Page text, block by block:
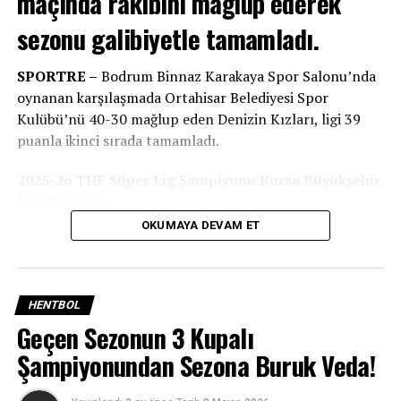
sezonu galibiyetle tamamladı.
SPORTRE – Bodrum Binnaz Karakaya Spor Salonu’nda
oynanan karşılaşmada Ortahisar Belediyesi Spor
Kulübü’nü 40-30 mağlup eden Denizin Kızları, ligi 39
puanla ikinci sırada tamamladı.
Oynanan son hafta karşılamaları sonunda; Üsküdar
Süper Lig şampiyonu oldu.
OKUMAYA DEVAM ET
HENTBOL
Geçen Sezonun 3 Kupalı
Şampiyonundan Sezona Buruk Veda!